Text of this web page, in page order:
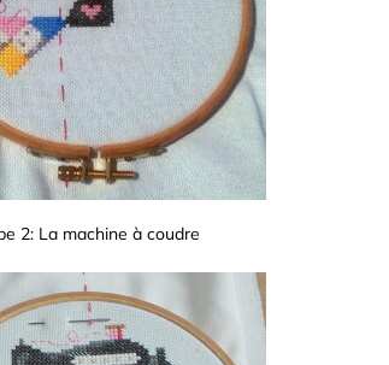
2: La machine à coudre